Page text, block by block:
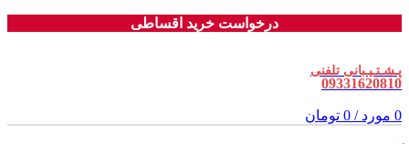
درخواست خرید اقساطی
پـشـتـیـبانی تلفنی
09331620810
0 مورد /
0 تومان